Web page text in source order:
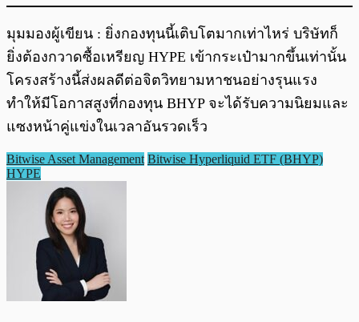
มุมมองผู้เขียน : ยิ่งกองทุนนี้เติบโตมากเท่าไหร่ บริษัทก็
ยิ่งต้องกวาดซื้อเหรียญ HYPE เข้ากระเป๋ามากขึ้นเท่านั้น
โครงสร้างนี้ส่งผลดีต่อจิตวิทยามหาชนอย่างรุนแรง
ทำให้มีโอกาสสูงที่กองทุน BHYP จะได้รับความนิยมและ
แซงหน้าคู่แข่งในเวลาอันรวดเร็ว
Bitwise Asset Management Bitwise Hyperliquid ETF (BHYP)
HYPE